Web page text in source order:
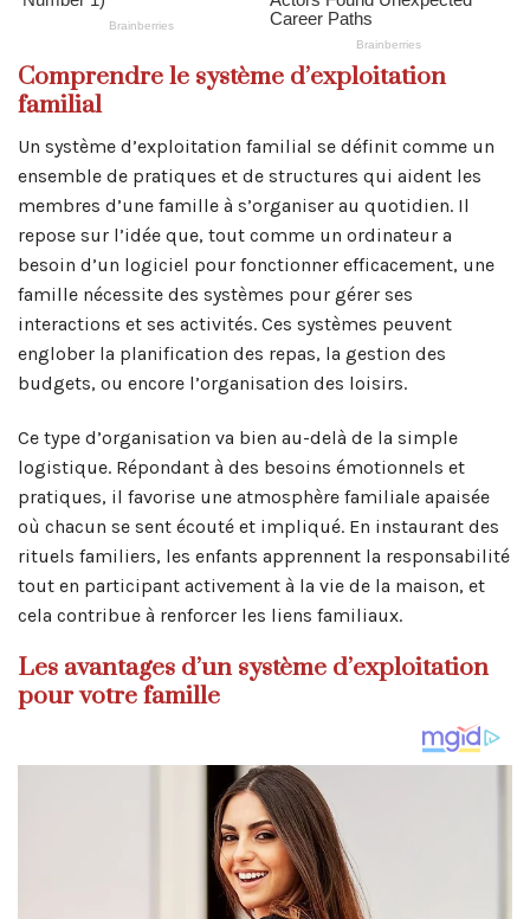
Comprendre le système d’exploitation
familial
Un système d’exploitation familial se définit comme un
ensemble de pratiques et de structures qui aident les
membres d’une famille à s’organiser au quotidien. Il
repose sur l’idée que, tout comme un ordinateur a
besoin d’un logiciel pour fonctionner efficacement, une
famille nécessite des systèmes pour gérer ses
interactions et ses activités. Ces systèmes peuvent
englober la planification des repas, la gestion des
budgets, ou encore l’organisation des loisirs.
Ce type d’organisation va bien au-delà de la simple
logistique. Répondant à des besoins émotionnels et
pratiques, il favorise une atmosphère familiale apaisée
où chacun se sent écouté et impliqué. En instaurant des
rituels familiers, les enfants apprennent la responsabilité
tout en participant activement à la vie de la maison, et
cela contribue à renforcer les liens familiaux.
Les avantages d’un système d’exploitation
pour votre famille